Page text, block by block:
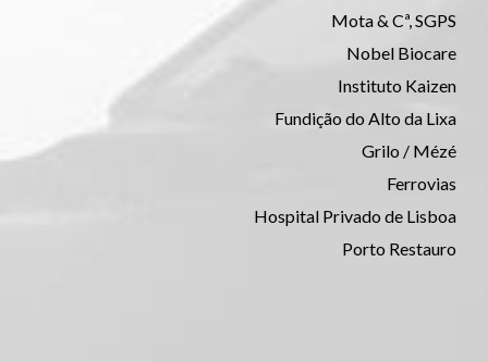
Mota & Cª, SGPS
Nobel Biocare
Instituto Kaizen
Fundição do Alto da Lixa
Grilo / Mézé
Ferrovias
Hospital Privado de Lisboa
Porto Restauro